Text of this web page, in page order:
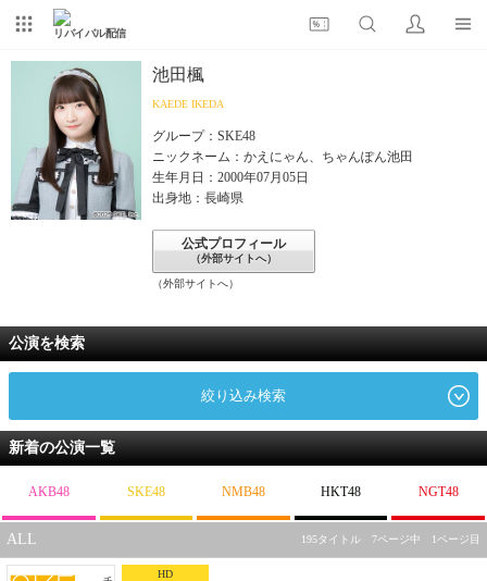
リバイバル配信
池田楓
KAEDE IKEDA
グループ：SKE48
ニックネーム：かえにゃん、ちゃんぽん池田
生年月日：2000年07月05日
出身地：長崎県
公式プロフィール
（外部サイトへ）
（外部サイトへ）
公演を検索
絞り込み検索
新着の公演一覧
AKB48 SKE48 NMB48 HKT48 NGT48
ALL 195タイトル 7ページ中 1ページ目
HD